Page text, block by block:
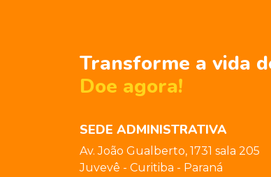
Transforme a vida
Doe agora!
SEDE ADMINISTRATIVA
Av. João Gualberto, 1731 sala 205
Juvevê - Curitiba - Paraná